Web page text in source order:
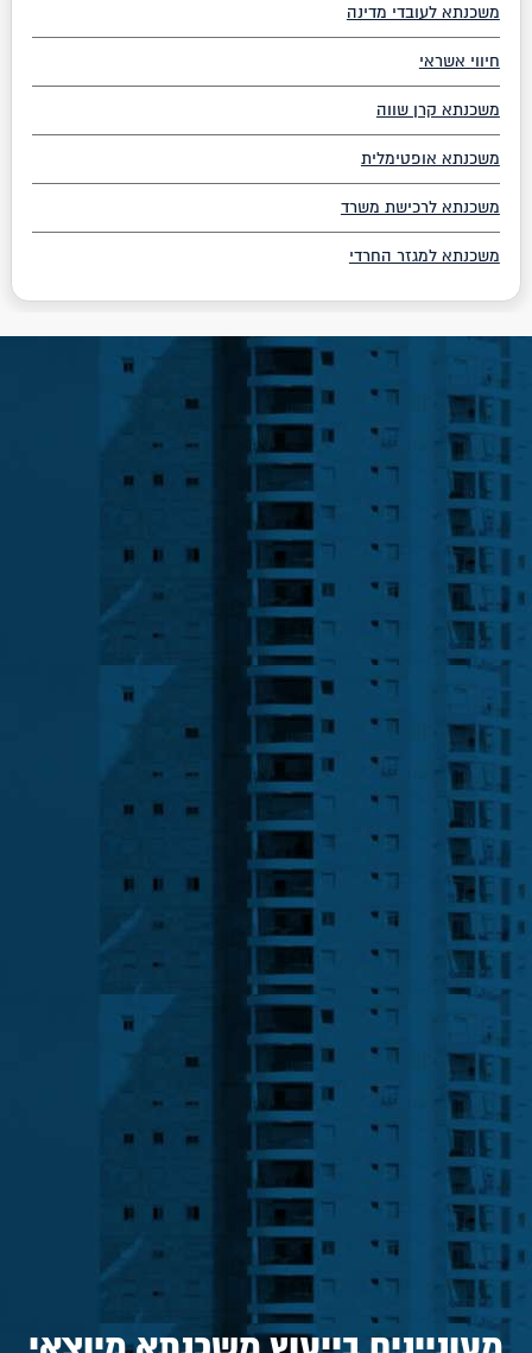
משכנתא לעובדי מדינה
חיווי אשראי
משכנתא קרן שווה
משכנתא אופטימלית
משכנתא לרכישת משרד
משכנתא למגזר החרדי